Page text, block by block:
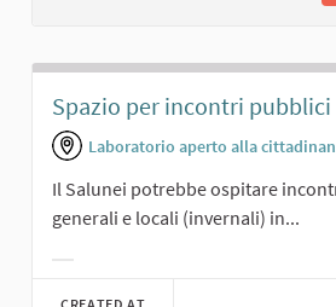
Spazio per incontri pubblici
Laboratorio aperto alla
Il Salunei potrebbe ospitare
generali e locali (invernali) in...